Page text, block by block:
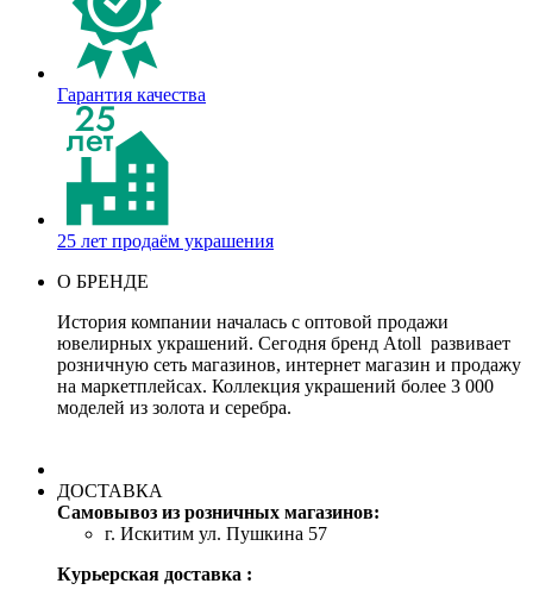
Гарантия качества
25 лет продаём украшения
О БРЕНДЕ
История компании началась с оптовой продажи
ювелирных украшений. Сегодня бренд Atoll развивает
розничную сеть магазинов, интернет магазин и продажу
на маркетплейсах. Коллекция украшений более 3 000
моделей из золота и серебра.
ДОСТАВКА
Самовывоз из розничных магазинов:
г. Искитим ул. Пушкина 57
Курьерская доставка :